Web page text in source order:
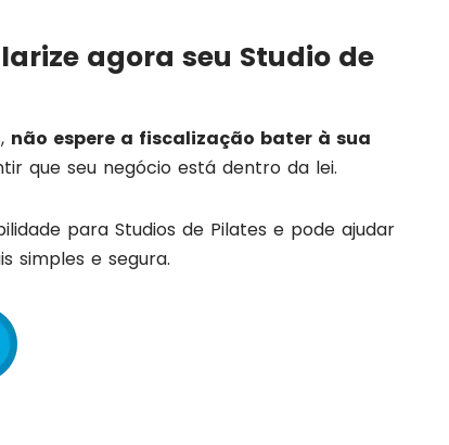
agora seu Studio de
não espere a fiscalização bater à sua
que seu negócio está dentro da lei.
para Studios de Pilates e pode ajudar
simples e segura.